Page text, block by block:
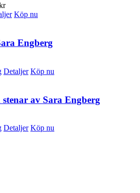
Prisintervall:
500.00kr
Köp nu
Engberg
Detaljer Köp nu
av Sara Engberg
Detaljer Köp nu